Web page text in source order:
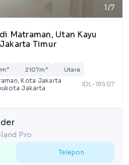
1/7
Matraman, Utan Kayu
Timur
2107m² Utara
Kota Jakarta
Jakarta
IDL-18507
Pro
Telepon